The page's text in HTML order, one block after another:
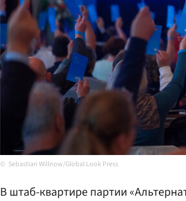
Sebastian Willnow/Global Look Press
В штаб-квартире партии